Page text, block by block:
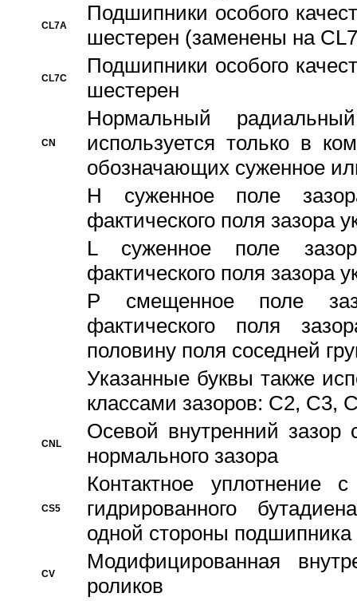
CL7A
Подшипники особого
шестерен (заменены на
CL7C
Подшипники особого
шестерен
CN
Hормальный
используется только в
обозначающих суженное
H суженное поле
фактического поля зазора
L суженное поле
фактического поля зазора
P смещенное поле
фактического поля
половину поля соседней
Указанные буквы также
классами зазоров: С2,
CNL
Осевой внутренний зазор
нормального зазора
CS5
Контактное уплотнение
гидрированного
одной стороны подшипника
CV
Модифицированная
роликов